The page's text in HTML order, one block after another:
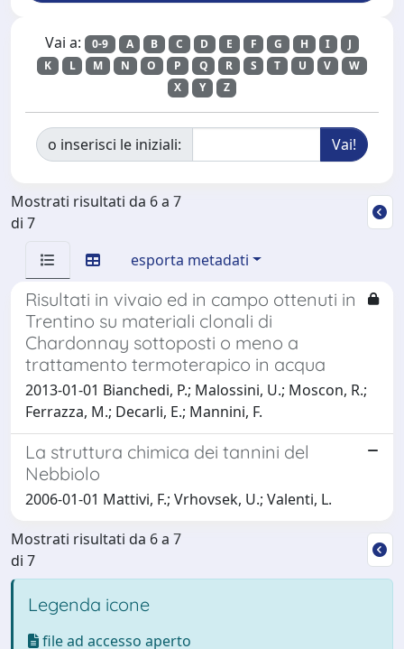
Vai a: 0-9 A B C D E F G H I
J
K
L M N O P Q R S T U V
W
X
Y Z
o inserisci le iniziali:
Mostrati risultati da 6 a 7
di 7
esporta metadati
Risultati in vivaio ed in campo ottenuti in
Trentino su materiali clonali di
Chardonnay sottoposti o meno a
trattamento termoterapico in acqua
2013-01-01 Bianchedi, P.; Malossini, U.; Moscon, R.;
Ferrazza, M.; Decarli, E.; Mannini, F.
La struttura chimica dei tannini del
Nebbiolo
2006-01-01 Mattivi, F.; Vrhovsek, U.; Valenti, L.
Mostrati risultati da 6 a 7
di 7
Legenda icone
file ad accesso aperto